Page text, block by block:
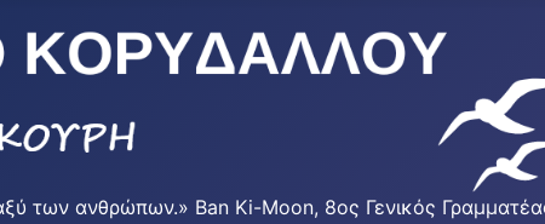
των ανθρώπων.» Ban Ki-Moon, 8ος Γενικός